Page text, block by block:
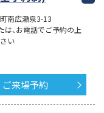
南広瀬泉3-13
は、お電話でご予約の上
い
ご来場予約